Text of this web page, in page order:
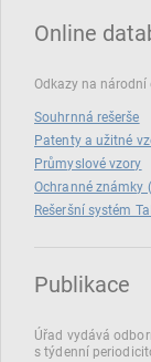
Online
Odkazy na
Souhrnná rešerše
Patenty a užitné
Průmyslové vzory
Ochranné známky
Rešeršní systém
Publikace
Úřad vydává
s týdenní